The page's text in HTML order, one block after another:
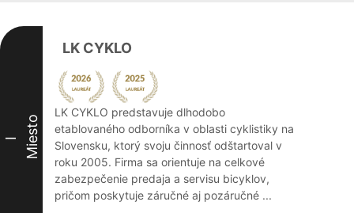
I Miesto
LK CYKLO
LK CYKLO predstavuje dlhodobo
etablovaného odborníka v oblasti cyklistiky na
Slovensku, ktorý svoju činnosť odštartoval v
roku 2005. Firma sa orientuje na celkové
zabezpečenie predaja a servisu bicyklov,
pričom poskytuje záručné aj pozáručné ...